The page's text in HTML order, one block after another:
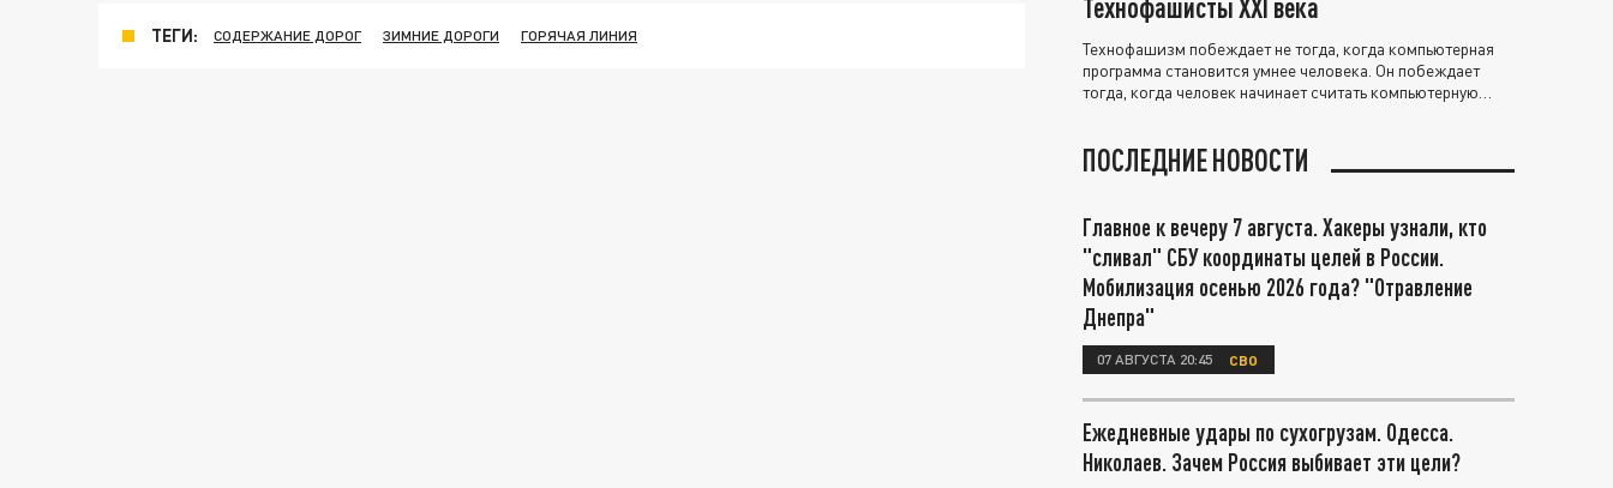
ТЕГИ: СОДЕРЖАНИЕ ДОРОГ ЗИМНИЕ ДОРОГИ ГОРЯЧАЯ ЛИНИЯ
Технофашисты XXI века
Технофашизм побеждает не тогда, когда компьютерная
программа становится умнее человека. Он побеждает
тогда, когда человек начинает считать компьютерную
ПОСЛЕДНИЕ НОВОСТИ
Главное к вечеру 7 августа. Хакеры узнали, кто
"сливал" СБУ координаты целей в России.
Мобилизация осенью 2026 года? "Отравление
Днепра"
07 АВГУСТА 20:45 СВО
Ежедневные удары по сухогрузам. Одесса.
Николаев. Зачем Россия выбивает эти цели?